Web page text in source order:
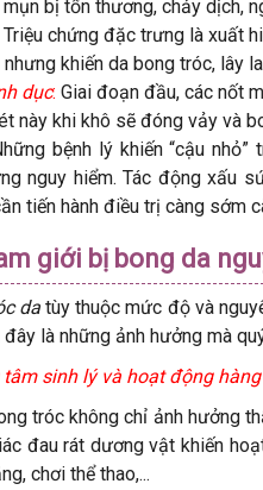
bị tổn thương, chảy dịch,
chứng đặc trưng là xuất
khiến da bong tróc, lây
dục: Giai đoạn đầu, các nốt
này khi khô sẽ đóng vảy và
bệnh lý khiến “cậu
nguy hiểm. Tác động xấu
tiến hành điều trị càng sớm
giới bị bong da
datùy thuộc mức độ và
là những ảnh hưởng mà
sinh lý và hoạt động
tróc không chỉ ảnh hưởng
đau rát dương vật khiến
chơi thể thao,...